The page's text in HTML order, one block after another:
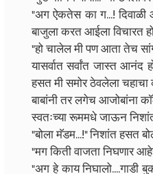
"अग ऐकतेस का ग...! दिवाळी
बाजुला करत आईला विचारत
"हो चालेल मी पण आता तेच
यासर्वात सर्वांत जास्त आनंद
हसत मी समोर ठेवलेला
बाबांनी तर लगेच आजोबांना
स्वतःच्या रूममधे जाऊन
"बोला मॅडम...!" निशांत हसत
"मग किती वाजता निघणार
"अग हे काय निघालो....गाडी